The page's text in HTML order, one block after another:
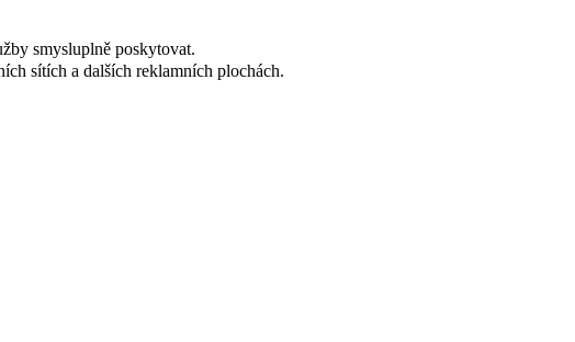
smysluplně poskytovat.
sítích a dalších reklamních plochách.